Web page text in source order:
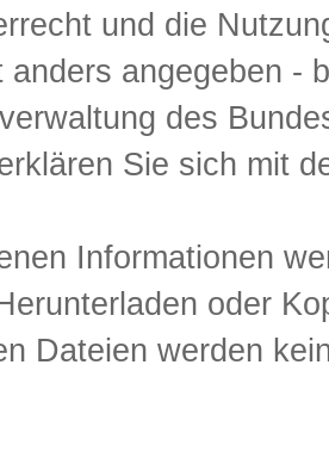
und die
anders angegeben -
des
Sie sich mit
Informationen
oder
Dateien werden